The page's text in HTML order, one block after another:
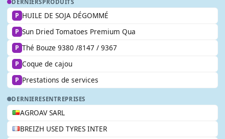
DERNIERSPRODUITS
P HUILE DE SOJA DÉGOMMÉ
P Sun Dried Tomatoes Premium Qua
P Thé Bouze 9380 /8147 / 9367
P Coque de cajou
P Prestations de services
DERNIERESENTREPRISES
AGROAV SARL
BREIZH USED TYRES INTER